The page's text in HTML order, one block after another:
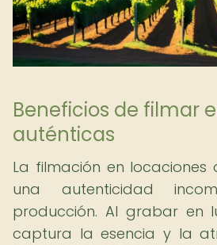
Beneficios de filmar
auténticas
La filmación en locaciones
una autenticidad
producción. Al grabar en
captura la esencia y la